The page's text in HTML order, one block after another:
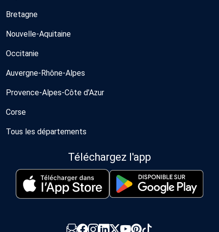
Bretagne
Nouvelle-Aquitaine
Occitanie
Auvergne-Rhône-Alpes
Provence-Alpes-Côte d'Azur
Corse
Tous les départements
Téléchargez l'app